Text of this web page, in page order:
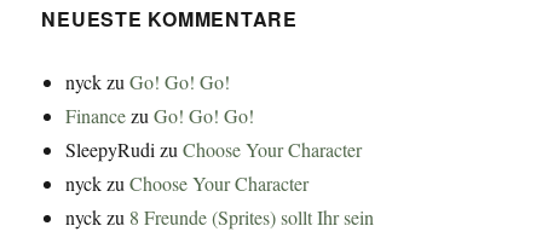
NEUESTE KOMMENTARE
nyckzuGo! Go! Go!
FinancezuGo! Go! Go!
SleepyRudi zuChoose Your Character
nyckzuChoose Your Character
nyckzu 8 Freunde (Sprites) sollt Ihr sein